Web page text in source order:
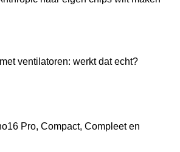
ventilatoren: werkt dat echt?
Pro, Compact, Compleet en